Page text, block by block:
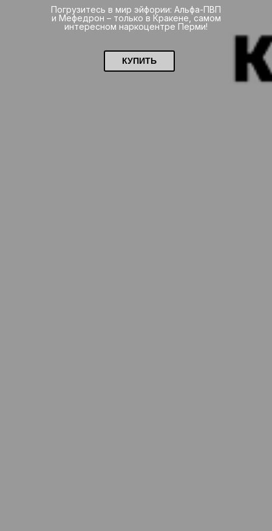
Погрузитесь в мир эйфории: Альфа-ПВП
и Мефедрон – только в Кракене, самом
интересном наркоцентре Перми!
КУПИТЬ